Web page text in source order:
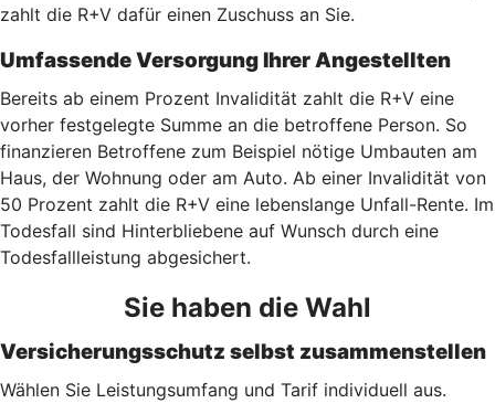
zahlt die R+V dafür einen Zuschuss an Sie.
Umfassende Versorgung Ihrer Angestellten
Bereits ab einem Prozent Invalidität zahlt die R+V eine
vorher festgelegte Summe an die betroffene Person. So
finanzieren Betroffene zum Beispiel nötige Umbauten am
Haus, der Wohnung oder am Auto. Ab einer Invalidität von
50 Prozent zahlt die R+V eine lebenslange Unfall-Rente. Im
Todesfall sind Hinterbliebene auf Wunsch durch eine
Todesfallleistung abgesichert.
Sie haben die Wahl
Versicherungsschutz selbst zusammenstellen
Wählen Sie Leistungsumfang und Tarif individuell aus.